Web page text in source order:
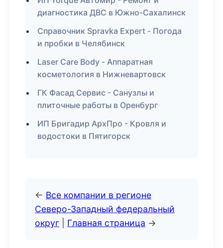
диагностика ДВС в Южно-Сахалинск
Справочник Spravka Expert - Погода
и пробки в Челябинск
Laser Care Body - Аппаратная
косметология в Нижневартовск
ГК Фасад Сервис - Санузлы и
плиточные работы в Оренбург
ИП Бригадир АрхПро - Кровля и
водостоки в Пятигорск
← Все компании в регионе
Северо-Западный федеральный
округ
Главная страница →